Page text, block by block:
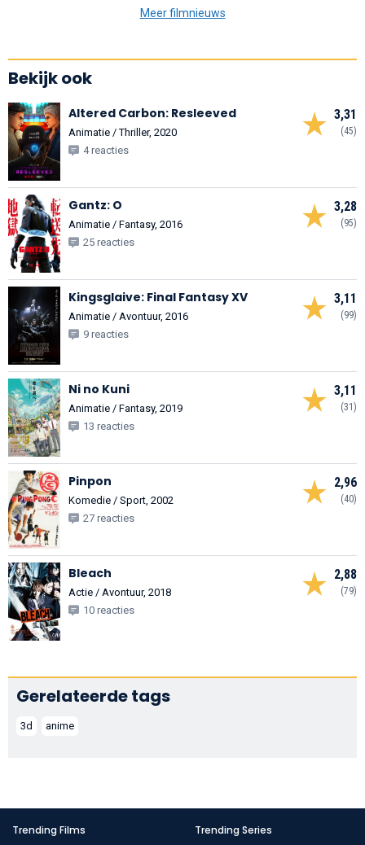
Meer filmnieuws
Bekijk ook
3,31
(45)
Altered Carbon: Resleeved
Animatie / Thriller, 2020
4 reacties
3,28
(95)
Gantz: O
Animatie / Fantasy, 2016
25 reacties
3,11
(99)
Kingsglaive: Final Fantasy XV
Animatie / Avontuur, 2016
9 reacties
3,11
(31)
Ni no Kuni
Animatie / Fantasy, 2019
13 reacties
2,96
(40)
Pinpon
Komedie / Sport, 2002
27 reacties
2,88
(79)
Bleach
Actie / Avontuur, 2018
10 reacties
Gerelateerde tags
3d anime
Trending Films Trending Series